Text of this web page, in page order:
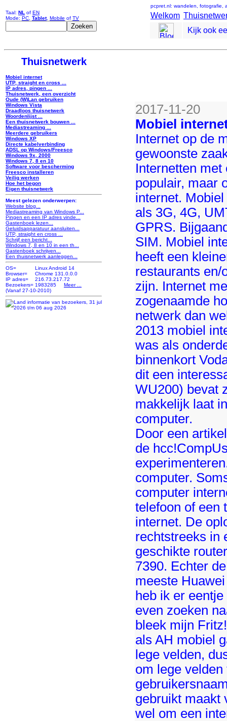
Taal: NL of EN
Mode: PC Tablet, Mobile of TV
pcpret.nl: wandelen, fotografie,
Welkom
Kijk ook
Thuisnetwerk
Mobiel internet
UTP, straight en cross ...
IP adres, pingen ...
Thuisnetwerk, een overzicht
Oude (W)Lan gebruiken
Windows Vista
Draadloos thuisnetwerk
Woordenlijst ...
Een thuisnetwerk bouwen ...
Mediastreaming ...
Meerdere gebruikers
Windows XP
Directe kabelverbinding
ADSL op Windows/Freesco
Windows 9x, 2000
Windows 7, 8 en 10
Software voor bescherming
Freesco installeren
Veilig werken
Hoe het begon
Eigen thuisnetwerk
Meest gelezen onderwerpen:
Website blog...
Mediastreaming van Windows P...
Pingen en een IP adres vinde...
Gastenboek lezen...
Geluidsapparatuur aansluiten...
UTP, straight en cross ...
Schrijf een bericht...
Windows 7, 8 en 10 in een th...
Gastenboek schrijven...
Een thuisnetwerk aanleggen...
OS=
Linux Android 14
Browser=
Chrome 131.0.0.0
IP adres=
216.73.217.72
Bezoekers= 1983285 Meer ...
(Vanaf 27-10-2010)
2017-11-20
Mobiel
Internet op de
gewoonste
Internetten met
populair, maar
internet.
als 3G, 4G,
GPRS.
SIM. Mobiel
heeft een
restaurants en/
zijn. Internet
zogenaamde
netwerk dan
2013 mobiel
was als
binnenkort
dit een
WU200) bevat
makkelijk laat
computer.
Door een
de
computer.
computer
telefoon of een
internet. De
rechtstreeks in
geschikte
7390. Echter
meeste
heb ik er
even zoeken
bleek mijn
als AH mobiel
lege velden,
om lege
gebruikt maakt
wel om een